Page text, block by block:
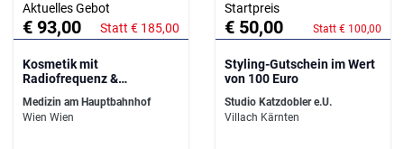
Aktuelles Gebot
€ 93,00 Statt € 185,00
Kosmetik mit
Radiofrequenz &
Mesoporation in Wien
Medizin am Hauptbahnhof
Wien Wien
Startpreis
€ 50,00 Statt € 100,00
Styling-Gutschein im Wert
von 100 Euro
Studio Katzdobler e.U.
Villach Kärnten